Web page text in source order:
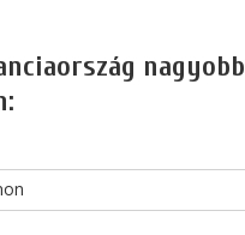
nagyobb